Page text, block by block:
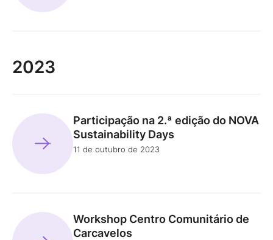
2023
Participação na 2.ª edição do NOVA
Sustainability Days
11 de outubro de 2023
Workshop Centro Comunitário de
Carcavelos